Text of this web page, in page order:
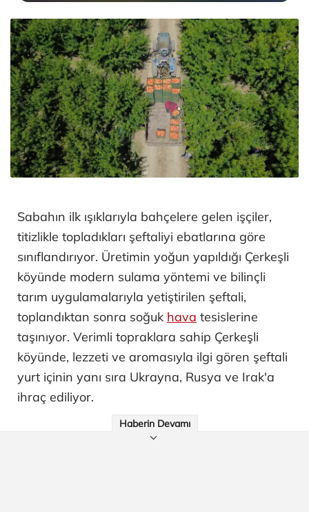
Sabahın ilk ışıklarıyla bahçelere gelen işçiler,
titizlikle topladıkları şeftaliyi ebatlarına göre
sınıflandırıyor. Üretimin yoğun yapıldığı Çerkeşli
köyünde modern sulama yöntemi ve bilinçli
tarım uygulamalarıyla yetiştirilen şeftali,
toplandıktan sonra soğuk hava tesislerine
taşınıyor. Verimli topraklara sahip Çerkeşli
köyünde, lezzeti ve aromasıyla ilgi gören şeftali
yurt içinin yanı sıra Ukrayna, Rusya ve Irak'a
ihraç ediliyor.
Haberin Devamı